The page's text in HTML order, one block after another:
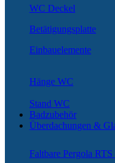
WC Deckel
Betätigungsplatte
Einbauelemente
Hänge WC
Stand WC
Badzubehör
Überdachungen &
Faltbare Pergola RTS